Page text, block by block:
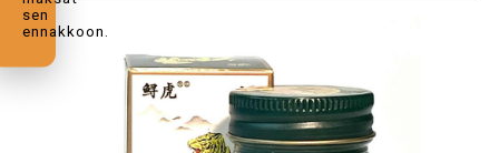
sen
ennakkoon.